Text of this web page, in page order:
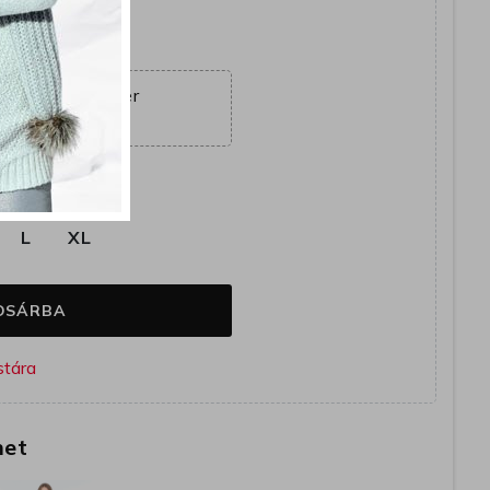
ajánlat véget ér
23:49:37
L XL